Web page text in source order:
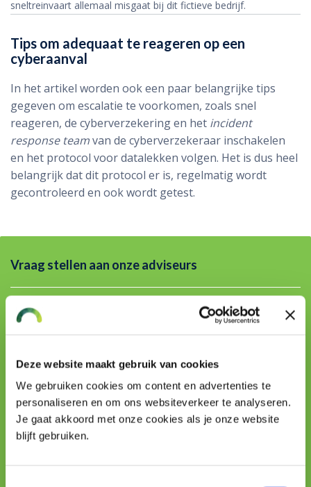
Deze website maakt gebruik van cookies
We gebruiken cookies om content en advertenties te
personaliseren en om ons websiteverkeer te analyseren.
Je gaat akkoord met onze cookies als je onze website
blijft gebruiken.
sneltreinvaart allemaal misgaat bij dit fictieve bedrijf.
Tips om adequaat te reageren op een
cyberaanval
In het artikel worden ook een paar belangrijke tips
gegeven om escalatie te voorkomen, zoals snel
reageren, de cyberverzekering en het incident
response teamvan de cyberverzekeraar inschakelen
en het protocol voor datalekken volgen. Het is dus heel
belangrijk dat dit protocol er is, regelmatig wordt
gecontroleerd en ook wordt getest.
Vraag stellen aan onze adviseurs
Naam
Telefoon
E-mailadres